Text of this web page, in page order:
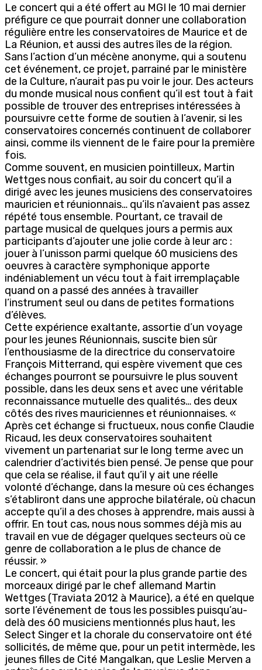
Le concert qui a été offert au MGI le 10 mai dernier
préfigure ce que pourrait donner une collaboration
régulière entre les conservatoires de Maurice et de
La Réunion, et aussi des autres îles de la région.
Sans l’action d’un mécène anonyme, qui a soutenu
cet événement, ce projet, parrainé par le ministère
de la Culture, n’aurait pas pu voir le jour. Des acteurs
du monde musical nous confient qu’il est tout à fait
possible de trouver des entreprises intéressées à
poursuivre cette forme de soutien à l’avenir, si les
conservatoires concernés continuent de collaborer
ainsi, comme ils viennent de le faire pour la première
fois.
Comme souvent, en musicien pointilleux, Martin
Wettges nous confiait, au soir du concert qu’il a
dirigé avec les jeunes musiciens des conservatoires
mauricien et réunionnais… qu’ils n’avaient pas assez
répété tous ensemble. Pourtant, ce travail de
partage musical de quelques jours a permis aux
participants d’ajouter une jolie corde à leur arc :
jouer à l’unisson parmi quelque 60 musiciens des
oeuvres à caractère symphonique apporte
indéniablement un vécu tout à fait irremplaçable
quand on a passé des années à travailler
l’instrument seul ou dans de petites formations
d’élèves.
Cette expérience exaltante, assortie d’un voyage
pour les jeunes Réunionnais, suscite bien sûr
l’enthousiasme de la directrice du conservatoire
François Mitterrand, qui espère vivement que ces
échanges pourront se poursuivre le plus souvent
possible, dans les deux sens et avec une véritable
reconnaissance mutuelle des qualités… des deux
côtés des rives mauriciennes et réunionnaises. «
Après cet échange si fructueux, nous confie Claudie
Ricaud, les deux conservatoires souhaitent
vivement un partenariat sur le long terme avec un
calendrier d’activités bien pensé. Je pense que pour
que cela se réalise, il faut qu’il y ait une réelle
volonté d’échange, dans la mesure où ces échanges
s’établiront dans une approche bilatérale, où chacun
accepte qu’il a des choses à apprendre, mais aussi à
offrir. En tout cas, nous nous sommes déjà mis au
travail en vue de dégager quelques secteurs où ce
genre de collaboration a le plus de chance de
réussir. »
Le concert, qui était pour la plus grande partie des
morceaux dirigé par le chef allemand Martin
Wettges (Traviata 2012 à Maurice), a été en quelque
sorte l’événement de tous les possibles puisqu’au-
delà des 60 musiciens mentionnés plus haut, les
Select Singer et la chorale du conservatoire ont été
sollicités, de même que, pour un petit intermède, les
jeunes filles de Cité Mangalkan, que Leslie Merven a